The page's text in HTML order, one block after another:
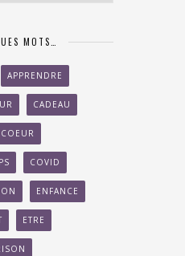
MOTS…
APPRENDRE
CADEAU
COEUR
COVID
ENFANCE
ETRE